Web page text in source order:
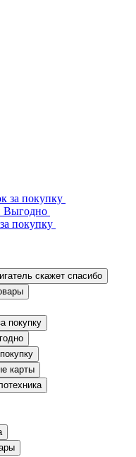
за покупку
Выгодно
покупку
скажет спасибо
покупку
карты